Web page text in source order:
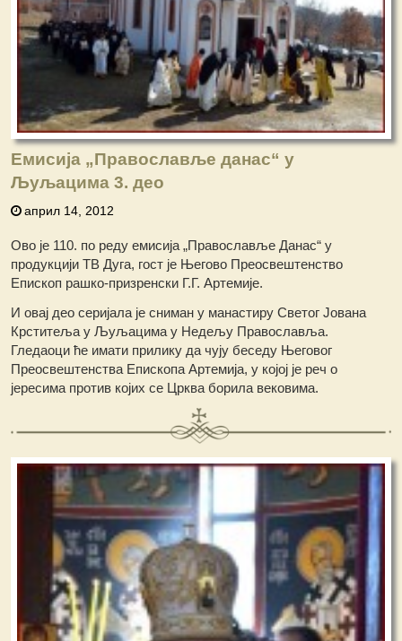
Емисија „Православље данас“ у
Љуљацима 3. део
април 14, 2012
Ово је 110. по реду емисија „Православље Данас“ у
продукцији ТВ Дуга, гост је Његово Преосвештенство
Епископ рашко-призренски Г.Г. Артемије.
И овај део серијала је сниман у манастиру Светог Јована
Крститеља у Љуљацима у Недељу Православља.
Гледаоци ће имати прилику да чују беседу Његовог
Преосвештенства Епископа Артемија, у којој је реч о
јересима против којих се Црква борила вековима.